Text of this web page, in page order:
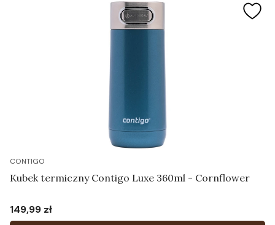
CONTIGO
Kubek termiczny Contigo Luxe 360ml - Cornflower
Cena
149,99 zł